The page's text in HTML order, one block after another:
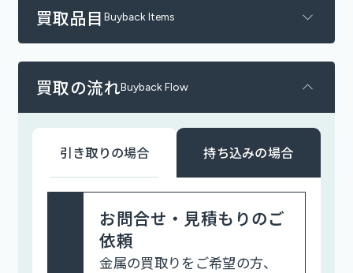
買取品目 Buyback Items
買取の流れBuyback Flow
引き取りの場合 持ち込みの場合
お問合せ・見積もりのご
依頼
金属の買取りをご希望の方、